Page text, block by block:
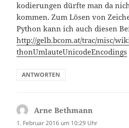
kodierungen dürfte man da
kommen. Zum Lösen von
Python kann ich auch diesen
http://gelb.bcom.at/trac/misc/
thonUmlauteUnicodeEncodings
ANTWORTEN
Arne Bethmann
1. Februar 2016 um 10:29 Uhr